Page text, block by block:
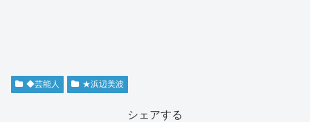
◆芸能人 ★浜辺美波
シェアする